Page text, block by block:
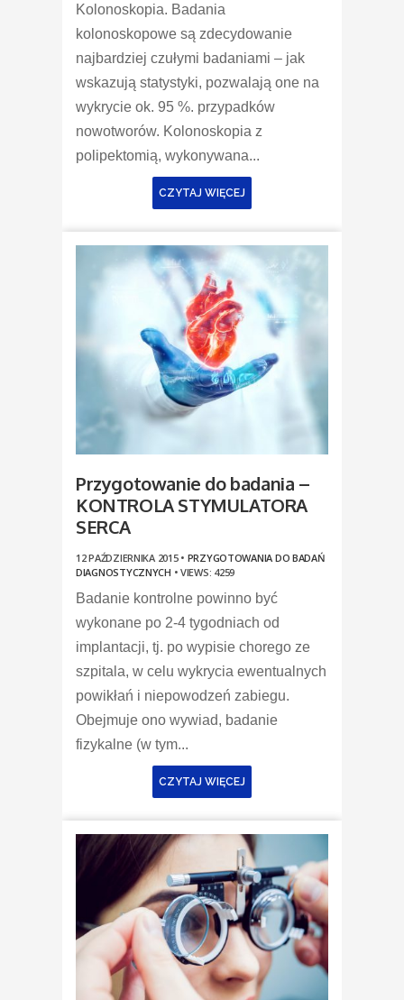
Kolonoskopia. Badania
kolonoskopowe są zdecydowanie
najbardziej czułymi badaniami – jak
wskazują statystyki, pozwalają one na
wykrycie ok. 95 %. przypadków
nowotworów. Kolonoskopia z
polipektomią, wykonywana...
CZYTAJ WIĘCEJ
Przygotowanie do badania –
KONTROLA STYMULATORA
SERCA
12 PAŹDZIERNIKA 2015 • PRZYGOTOWANIA DO BADAŃ
DIAGNOSTYCZNYCH •VIEWS: 4259
Badanie kontrolne powinno być
wykonane po 2-4 tygodniach od
implantacji, tj. po wypisie chorego ze
szpitala, w celu wykrycia ewentualnych
powikłań i niepowodzeń zabiegu.
Obejmuje ono wywiad, badanie
fizykalne (w tym...
CZYTAJ WIĘCEJ